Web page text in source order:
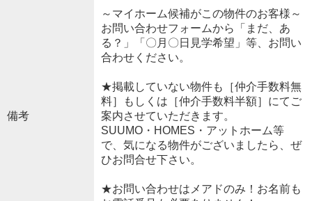
備考
～マイホーム候補がこの物件のお客様～
お問い合わせフォームから「まだ、あ
る？」「〇月〇日見学希望」等、お問い
合わせください。
★掲載していない物件も［仲介手数料無
料］もしくは［仲介手数料半額］にてご
案内させていただきます。
SUUMO・HOMES・アットホーム等
で、気になる物件がございましたら、ぜ
ひお問合せ下さい。
★お問い合わせはメアドのみ！お名前も